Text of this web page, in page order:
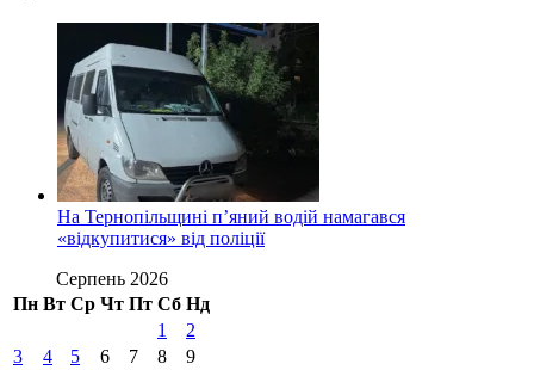
На Тернопільщині п’яний водій намагався
«відкупитися» від поліції
Серпень 2026
Пн Вт Ср Чт Пт Сб Нд
1
2
3
4 5 6 7 8
9